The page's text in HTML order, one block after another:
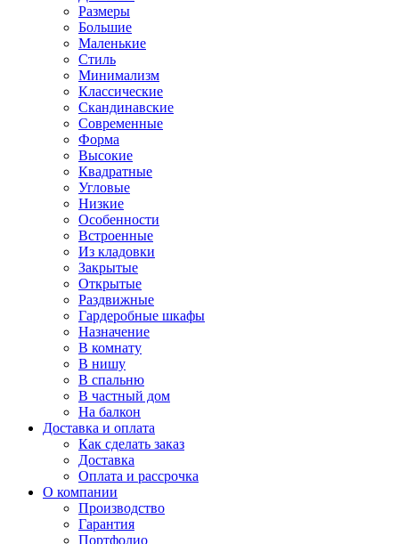
Размеры
Большие
Маленькие
Стиль
Минимализм
Классические
Скандинавские
Современные
Форма
Высокие
Квадратные
Угловые
Низкие
Особенности
Встроенные
Из кладовки
Закрытые
Открытые
Раздвижные
Гардеробные шкафы
Назначение
В комнату
В нишу
В спальню
В частный дом
На балкон
Доставка и оплата
Как сделать заказ
Доставка
Оплата и рассрочка
О компании
Производство
Гарантия
Портфолио